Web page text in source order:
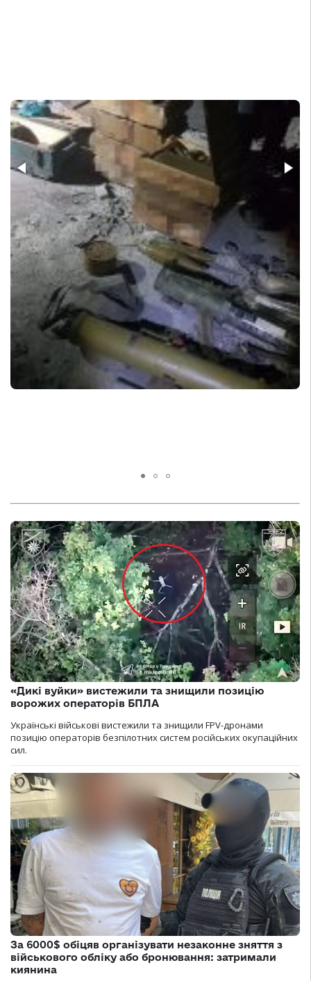
«Дикі вуйки» вистежили та знищили позицію
ворожих операторів БПЛА
Українські військові вистежили та знищили FPV-дронами
позицію операторів безпілотних систем російських окупаційних
сил.
За 6000$ обіцяв організувати незаконне зняття з
військового обліку або бронювання: затримали
киянина